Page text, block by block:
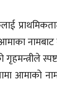
आमाको